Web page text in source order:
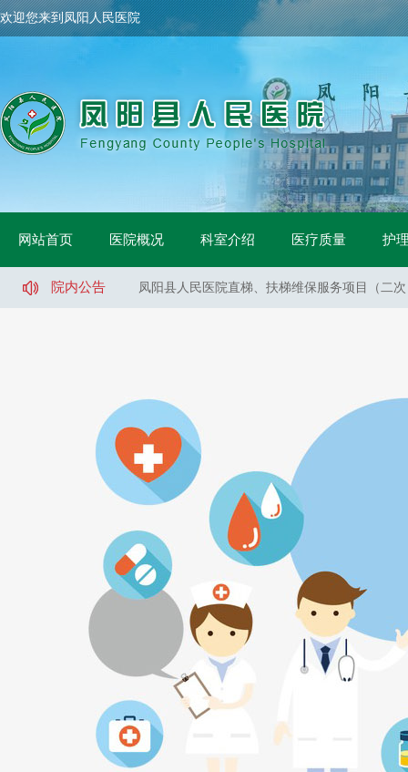
欢迎您来到凤阳人民医院
网站首页 医院概况 科室介绍 医疗质量 护
院内公告
凤阳县人民医院鼻镜询价采购文件
凤阳县人民医院医用液氧采购项目（二次）招
凤阳县人民医院直梯、扶梯维保服务项目（二
凤阳县武店镇中心卫生院口腔CT采购项目招标
凤阳县人民医院体医融合设备一批采购项目 中
凤阳县人民医院骨科手术床采购项目中标公示
凤阳县人民医院鼻镜询价采购文件